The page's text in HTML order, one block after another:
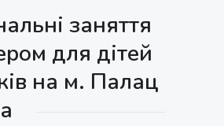
заняття
для дітей
на м. Палац